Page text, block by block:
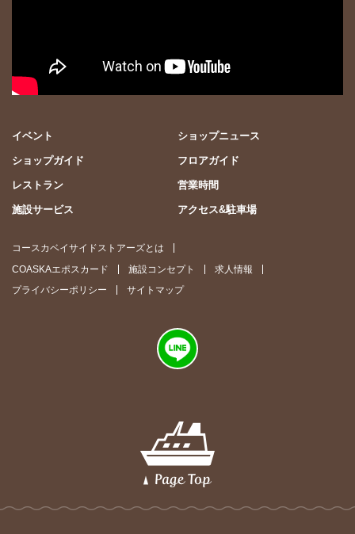
イベント ショップニュース
ショップガイド フロアガイド
レストラン 営業時間
施設サービス アクセス&駐車場
コースカベイサイドストアーズとは
COASKAエポスカード
施設コンセプト
求人情報
プライバシーポリシー
サイトマップ